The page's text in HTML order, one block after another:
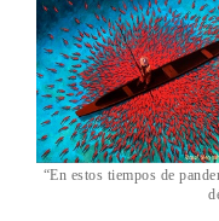
“En estos tiempos de